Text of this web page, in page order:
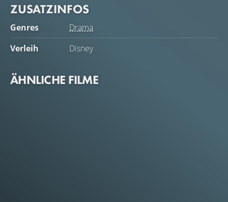
ZUSATZINFOS
Genres
Drama
Verleih
Disney
ÄHNLICHE FILME